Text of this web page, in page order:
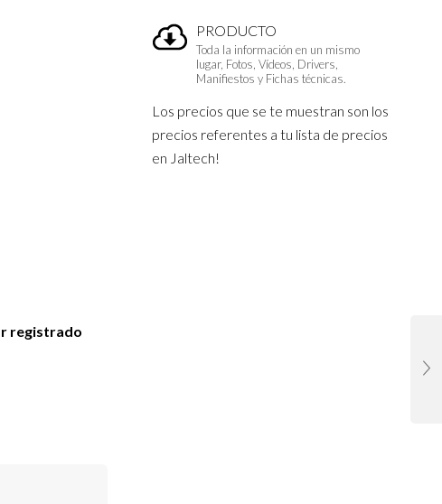
PRODUCTO
Toda la información en un mismo
lugar, Fotos, Vídeos, Drivers,
Manifiestos y Fichas técnicas.
Los precios que se te muestran son los
precios referentes a tu lista de precios
en Jaltech!
registrado